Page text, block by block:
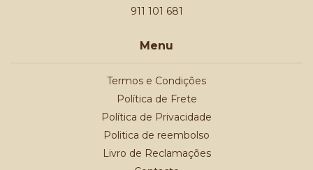
911 101 681
Menu
Termos e Condições
Política de Frete
Política de Privacidade
Politica de reembolso
Livro de Reclamações